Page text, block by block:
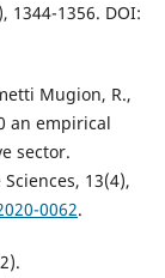
1344-1356. DOI:
Mugion, R.,
an empirical
sector.
13(4),
0062.